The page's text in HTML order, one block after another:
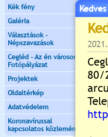
Kék fény
Galéria
Választások -
Népszavazások
Cegléd - Az én városom -
Fotópályázat
Projektek
Oldaltérkép
Adatvédelem
Koronavírussal
kapcsolatos közlemények